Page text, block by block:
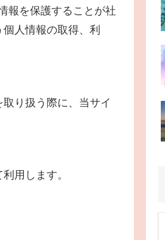
報を保護することが社
人情報の取得、利
り扱う際に、当サイ
用します。